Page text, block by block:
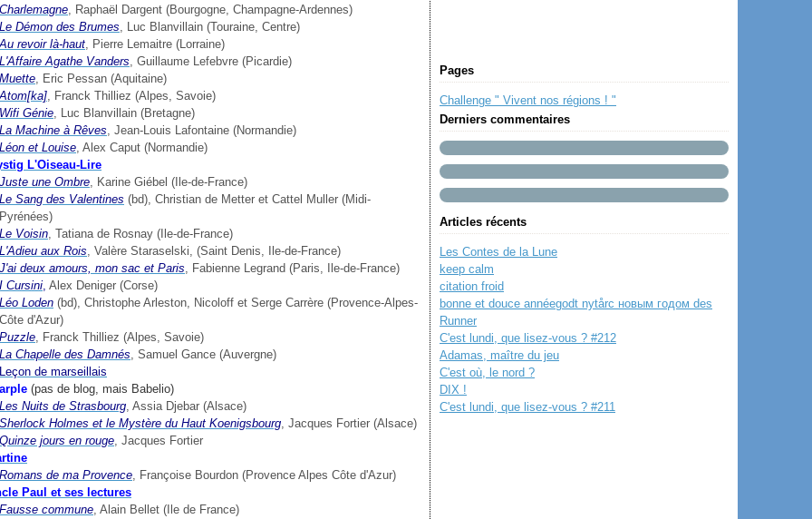
Charlemagne, Raphaël Dargent (Bourgogne, Champagne-Ardennes)
Le Démon des Brumes, Luc Blanvillain (Touraine, Centre)
Au revoir là-haut, Pierre Lemaitre (Lorraine)
L'Affaire Agathe Vanders, Guillaume Lefebvre (Picardie)
Muette, Eric Pessan (Aquitaine)
Atom[ka], Franck Thilliez (Alpes, Savoie)
Wifi Génie, Luc Blanvillain (Bretagne)
La Machine à Rêves, Jean-Louis Lafontaine (Normandie)
Léon et Louise, Alex Caput (Normandie)
L'Oiseau-Lire
Juste une Ombre, Karine Giébel (Ile-de-France)
Le Sang des Valentines (bd), Christian de Metter et Cattel Muller (Midi-
Pyrénées)
Le Voisin, Tatiana de Rosnay (Ile-de-France)
L'Adieu aux Rois, Valère Staraselski, (Saint Denis, Ile-de-France)
J'ai deux amours, mon sac et Paris, Fabienne Legrand (Paris, Ile-de-France)
I Cursini, Alex Deniger (Corse)
Léo Loden (bd), Christophe Arleston, Nicoloff et Serge Carrère (Provence-Alpes-
Côte d'Azur)
Puzzle, Franck Thilliez (Alpes, Savoie)
La Chapelle des Damnés, Samuel Gance (Auvergne)
Leçon de marseillais
(pas de blog, mais Babelio)
Les Nuits de Strasbourg, Assia Djebar (Alsace)
Sherlock Holmes et le Mystère du Haut Koenigsbourg, Jacques Fortier (Alsace)
Quinze jours en rouge, Jacques Fortier
Romans de ma Provence, Françoise Bourdon (Provence Alpes Côte d'Azur)
Paul et ses lectures
Fausse commune, Alain Bellet (Ile de France)
Pages
Challenge " Vivent nos régions ! "
Derniers commentaires
Articles récents
Les Contes de la Lune
keep calm
citation froid
bonne et douce annéegodt nytårс новым годом des
Runner
C'est lundi, que lisez-vous ? #212
Adamas, maître du jeu
C'est où, le nord ?
DIX !
C'est lundi, que lisez-vous ? #211